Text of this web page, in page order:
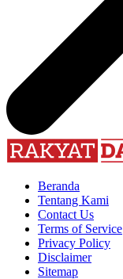
Beranda
Tentang Kami
Contact Us
Terms of Service
Privacy Policy
Disclaimer
Sitemap